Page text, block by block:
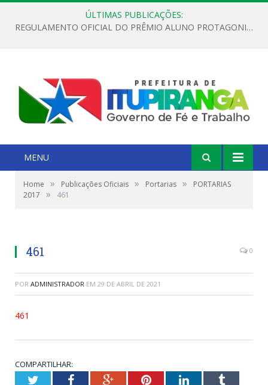
ÚLTIMAS PUBLICAÇÕES:
REGULAMENTO OFICIAL DO PRÊMIO ALUNO PROTAGONISTA – EDIÇÃO 2026
MENU
Home » Publicações Oficiais » Portarias »
PORTARIAS
2017
» 461
461 0
POR ADMINISTRADOR EM 29 DE ABRIL DE 2021
461
COMPARTILHAR:
TwitterFacebookGoogle+PinterestLinkedInTumblr